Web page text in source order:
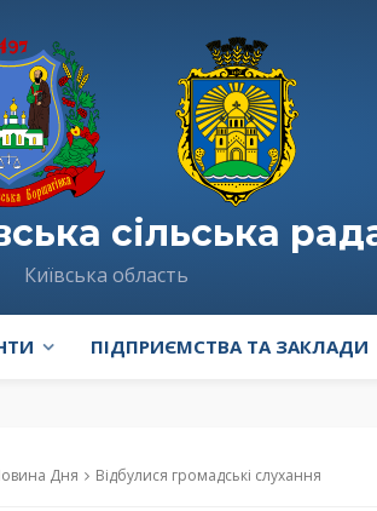
сільська
Київська область
ПІДПРИЄМСТВА ТА ЗАКЛАДИ
Дня Відбулися громадські слухання